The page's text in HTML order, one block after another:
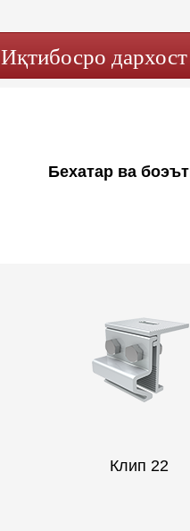
Иқтибосро
Бехатар ва
Клип 22